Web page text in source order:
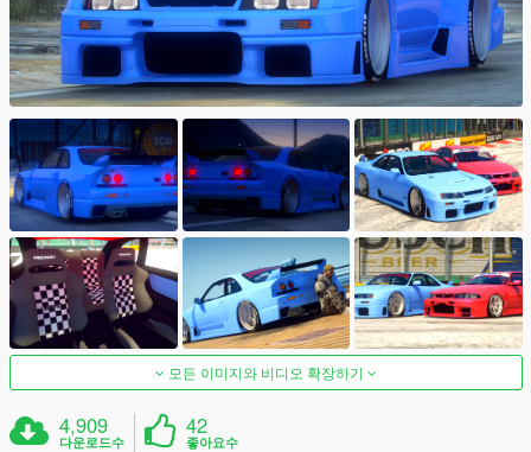
모든 이미지와 비디오 확장하기
4,909
다운로드수
42
좋아요수